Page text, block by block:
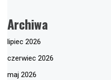
Archiwa
lipiec 2026
czerwiec 2026
maj 2026